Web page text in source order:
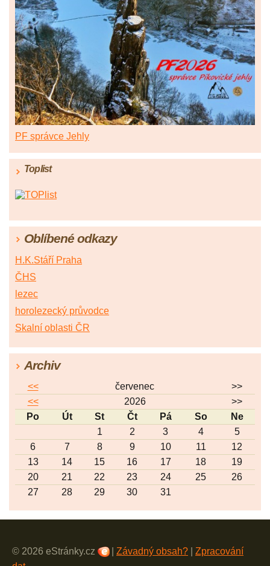
PF správce Jehly
Toplist
Oblíbené odkazy
H.K.Stáří Praha
ČHS
lezec
horolezecký průvodce
Skalní oblasti ČR
Archiv
<< červenec
>>
<<
2026
>>
Po
Út St Čt Pá So
Ne
1
2 3 4
5
6
7 8 9 10 11
12
13
14 15 16 17 18
19
20
21 22 23 24 25
26
27
28 29 30 31
© 2026 eStránky.cz Závadný obsah?
Zpracování